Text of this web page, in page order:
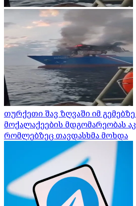
თურქეთი შავ ზღვაში იმ
მოქალაქეების მდგომარეობას
რომლებზეც თავდასხმა მოხდა